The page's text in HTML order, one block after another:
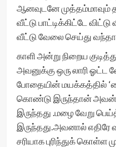
ஆனவுடனே முத்தம்மாவும்
வீட்டு பாட்டிக்கிட்டே
வீட்டு வேலை செய்து
காளி அன்று நிறைய
அவனுக்கு ஒரு லாரி ஓட்ட
போதையின் மயக்கத்தில்
கொண்டு இருந்தான்
இருந்தது .மழை வேறு
இருந்தது.அவனால்
சரியாக புரிந்துக் கொள்ள